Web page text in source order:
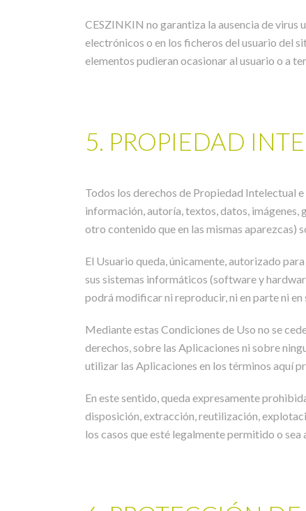
CESZINKIN no garantiza la ausencia de virus
electrónicos o en los ficheros del usuario del
elementos pudieran ocasionar al usuario o a
5. PROPIEDAD
Todos los derechos de Propiedad Intelectual
información, autoría, textos, datos, imágenes,
otro contenido que en las mismas aparezcas)
El Usuario queda, únicamente, autorizado
sus sistemas informáticos (software y
podrá modificar ni reproducir, ni en parte ni
Mediante estas Condiciones de Uso no se
derechos, sobre las Aplicaciones ni sobre
utilizar las Aplicaciones en los términos aquí
En este sentido, queda expresamente
disposición, extracción, reutilización,
los casos que esté legalmente permitido o